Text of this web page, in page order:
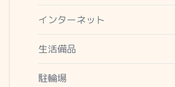
インターネット
生活備品
駐輪場